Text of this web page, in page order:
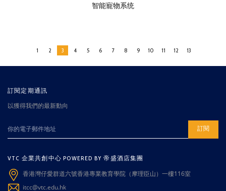
智能寵物系统
1 2 3 4 5 6 7 8 9 10 11 12 13
訂閱定期通訊
以獲得我們的最新動向
訂閱
VTC 企業共創中心 POWERED BY 帝盛酒店集團
香港灣仔愛群道六號香港專業教育學院（摩理臣山）一樓116室
itcc@vtc.edu.hk